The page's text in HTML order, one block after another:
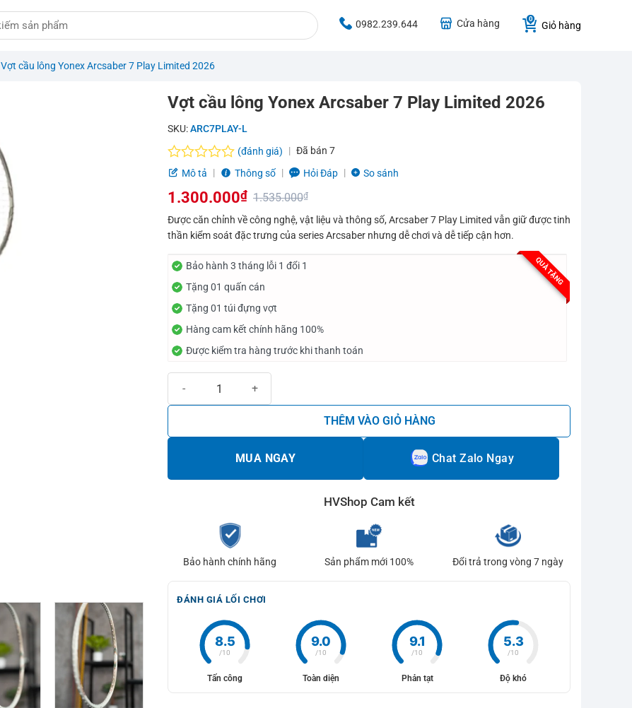
0982.239.644 Cửa hàng Giỏ hàng
Vợt cầu lông Yonex Arcsaber 7 Play Limited 2026
Vợt cầu lông Yonex Arcsaber 7 Play Limited 2026
SKU:ARC7PLAY-L
Được
hạng
5
sao
(đánh giá) Đã bán7
Mô tả
Thông số Hỏi Đáp So sánh
1.535.000₫
Giá
gốc
là:
1.535.000₫.
1.300.000₫
Giá
hiện
tại
là:
1.300.000₫.
Được căn chỉnh về công nghệ, vật liệu và thông số, Arcsaber 7 Play Limited vẫn giữ được tinh
thần kiểm soát đặc trưng của series Arcsaber nhưng dễ chơi và dễ tiếp cận hơn.
QUÀ TẶNG
Bảo hành 3 tháng lỗi 1 đổi 1
Tặng 01 quấn cán
Tặng 01 túi đựng vợt
Hàng cam kết chính hãng 100%
Được kiểm tra hàng trước khi thanh toán
THÊM VÀO GIỎ HÀNG
MUA NGAY Chat Zalo Ngay
HVShop Cam kết
Bảo hành chính hãng Sản phẩm mới 100% Đổi trả trong vòng 7 ngày
ĐÁNH GIÁ LỐI CHƠI
8.5
/10
Tấn công
9.0
/10
Toàn diện
9.1
/10
Phản tạt
5.3
/10
Độ khó